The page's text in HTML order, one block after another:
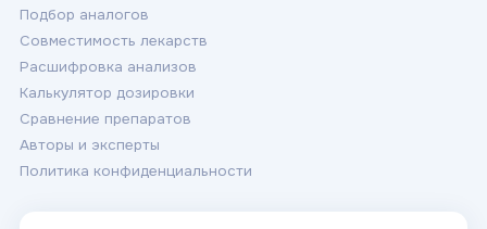
Подбор аналогов
Совместимость лекарств
Расшифровка анализов
Калькулятор дозировки
Сравнение препаратов
Авторы и эксперты
Политика конфиденциальности